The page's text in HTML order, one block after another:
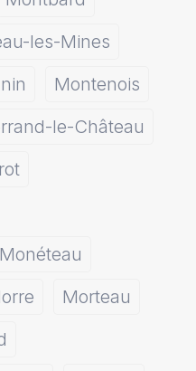
les-Mines
Montenois
le-Château
Monéteau
Morteau